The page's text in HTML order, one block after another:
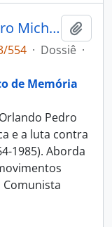
Entrevista com Orlando Pedro Michelli
554 · Dossiê ·
de Memória
Pedro
e a luta contra
1985). Aborda